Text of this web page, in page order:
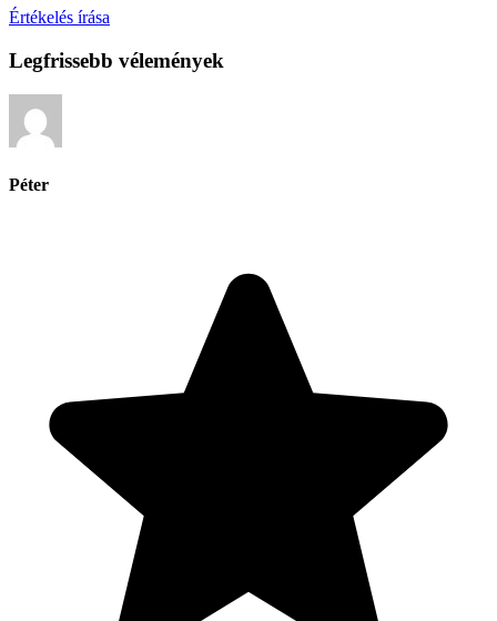
Értékelés írása
Legfrissebb vélemények
Péter